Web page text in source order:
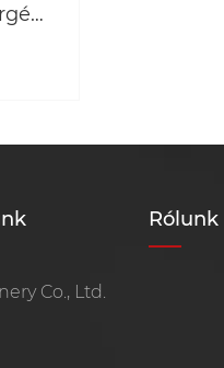
Co., Ltd.
Rólunk